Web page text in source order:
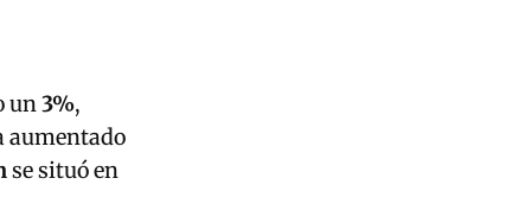
un3%,
aumentado
se situó en